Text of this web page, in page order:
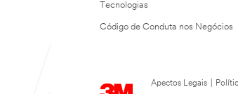
Tecnologias
Código de Conduta nos Negócios
Apectos Legais